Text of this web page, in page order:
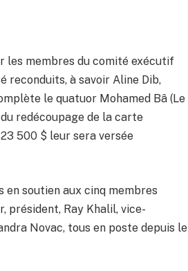
les membres du comité exécutif
reconduits, à savoir Aline Dib,
le quatuor Mohamed Bâ (Le
redécoupage de la carte
500 $ leur sera versée
soutien aux cinq membres
président, Ray Khalil, vice-
Novac, tous en poste depuis le